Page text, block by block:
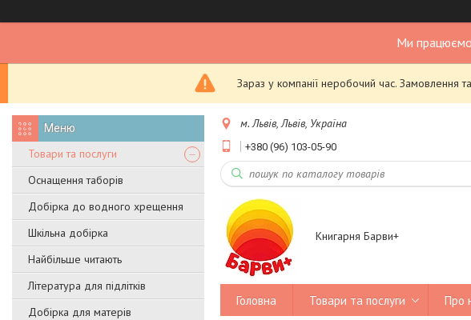
Ми
Зараз у компанії неробочий час. Замовлення
Товари та послуги
Оснащення таборів
Добірка до водного хрещення
Шкільна добірка
Найбільше читають
Література для підлітків
Добірка для матерів
м. Львів, Львів, Україна
+380 (96) 103-05-90
Книгарня Барви+
Головна Товари та послуги Про